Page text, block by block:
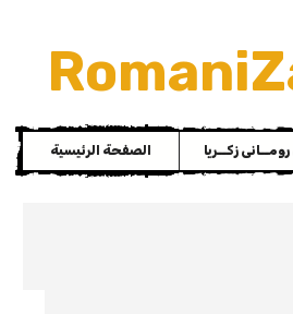
الصفحة الرئيسية زكــريا